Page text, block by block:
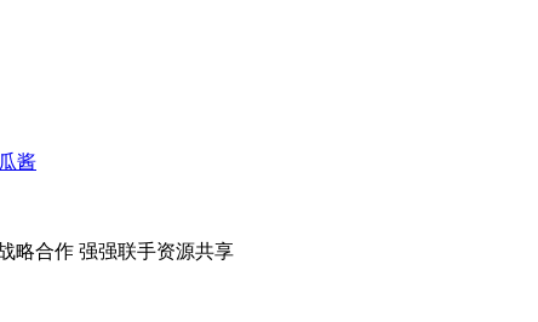
酱
略合作 强强联手资源共享